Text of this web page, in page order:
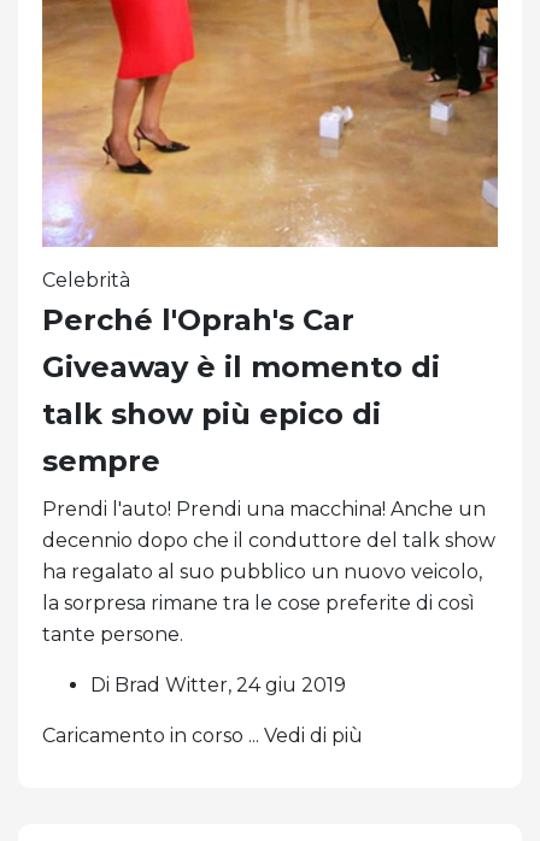
Celebrità
Perché l'Oprah's Car
Giveaway è il momento di
talk show più epico di
sempre
Prendi l'auto! Prendi una macchina! Anche un
decennio dopo che il conduttore del talk show
ha regalato al suo pubblico un nuovo veicolo,
la sorpresa rimane tra le cose preferite di così
tante persone.
Di Brad Witter, 24 giu 2019
Caricamento in corso ... Vedi di più